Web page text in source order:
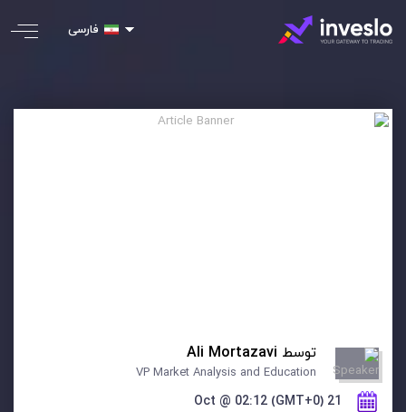
فارسی
توسط Ali Mortazavi
VP Market Analysis and Education
21 Oct @ 02:12 (GMT+0)